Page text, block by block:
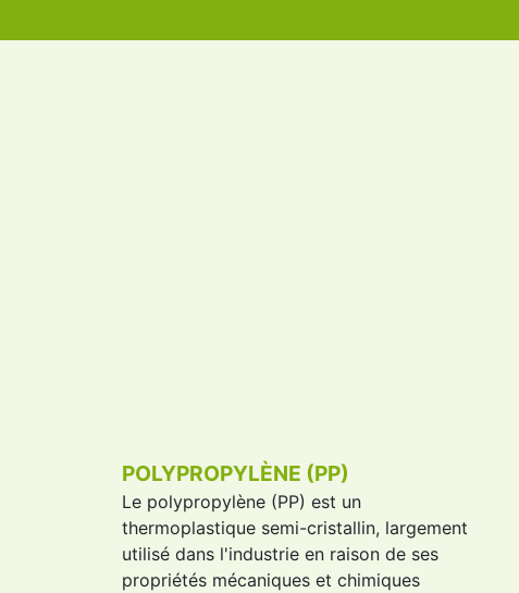
POLYPROPYLÈNE (PP)
Le polypropylène (PP) est un
thermoplastique semi-cristallin, largement
utilisé dans l'industrie en raison de ses
propriétés mécaniques et chimiques